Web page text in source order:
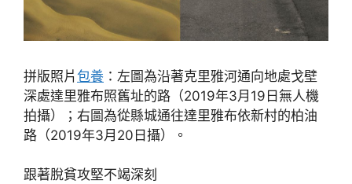
拼版照片 包養 ：左圖為沿著克里雅河通向地處戈壁
深處達里雅布照舊址的路（2019年3月19日無人機
拍攝）；右圖為從縣城通往達里雅布依新村的柏油
路（2019年3月20日攝）。
跟著脫貧攻堅不竭深刻